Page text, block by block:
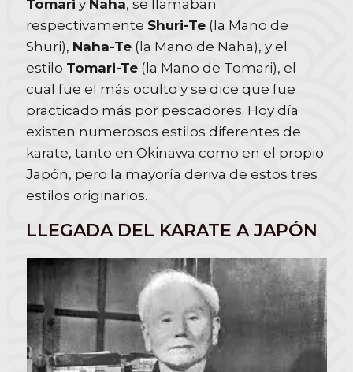
Tomari y Naha, se llamaban
respectivamente Shuri-Te (la Mano de
Shuri), Naha-Te (la Mano de Naha), y el
estilo Tomari-Te (la Mano de Tomari), el
cual fue el más oculto y se dice que fue
practicado más por pescadores. Hoy día
existen numerosos estilos diferentes de
karate, tanto en Okinawa como en el propio
Japón, pero la mayoría deriva de estos tres
estilos originarios.
LLEGADA DEL KARATE A JAPÓN